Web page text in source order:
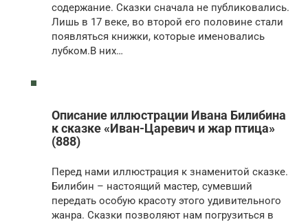
содержание. Сказки сначала не публиковались.
Лишь в 17 веке, во второй его половине стали
появляться книжки, которые именовались
лубком.В них…
Описание иллюстрации Ивана Билибина
к сказке «Иван-Царевич и жар птица»
(888)
Перед нами иллюстрация к знаменитой сказке.
Билибин – настоящий мастер, сумевший
передать особую красоту этого удивительного
жанра. Сказки позволяют нам погрузиться в